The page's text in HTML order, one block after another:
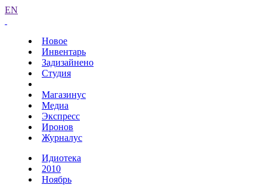
EN
Новое
Инвентарь
Задизайнено
Студия
Магазинус
Медиа
Экспресс
Иронов
Журналус
Идиотека
2010
Ноябрь